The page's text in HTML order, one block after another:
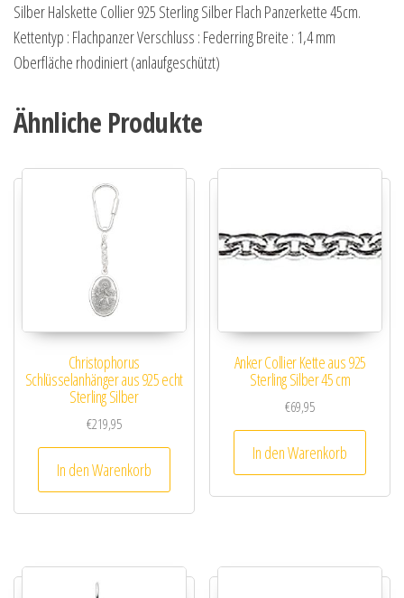
Silber Halskette Collier 925 Sterling Silber Flach Panzerkette 45cm.
Kettentyp : Flachpanzer Verschluss : Federring Breite : 1,4 mm
Oberfläche rhodiniert (anlaufgeschützt)
Ähnliche Produkte
Christophorus
Schlüsselanhänger aus 925 echt
Sterling Silber
€219,95
In den Warenkorb
Anker Collier Kette aus 925
Sterling Silber 45 cm
€69,95
In den Warenkorb